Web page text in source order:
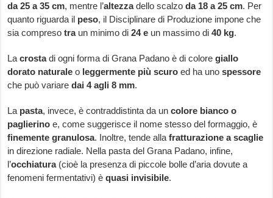
da 25 a 35 cm, mentre l’altezzadello scalzoda 18 a 25 cm. Per
quanto riguarda il peso, il Disciplinare di Produzione impone che
sia compresotraun minimo di24 e un massimo di 40 kg.
La crostadi ogni forma di Grana Padano è di coloregiallo
dorato naturale o leggermente più scuro ed ha uno spessore
che può variare dai 4 agli 8 mm.
La pasta, invece, è contraddistinta da un colore bianco o
paglierino e, come suggerisce il nome stesso del formaggio, è
finemente granulosa. Inoltre, tende alla fratturazione a scaglie
in direzione radiale. Nella pasta del Grana Padano, infine,
l’occhiatura(cioè la presenza di piccole bolle d’aria dovute a
fenomeni fermentativi) èquasi invisibile.